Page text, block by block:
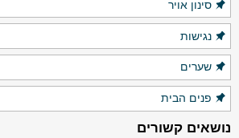
סינון אויר
נגישות
שערים
פנים הבית
נושאים קשורים